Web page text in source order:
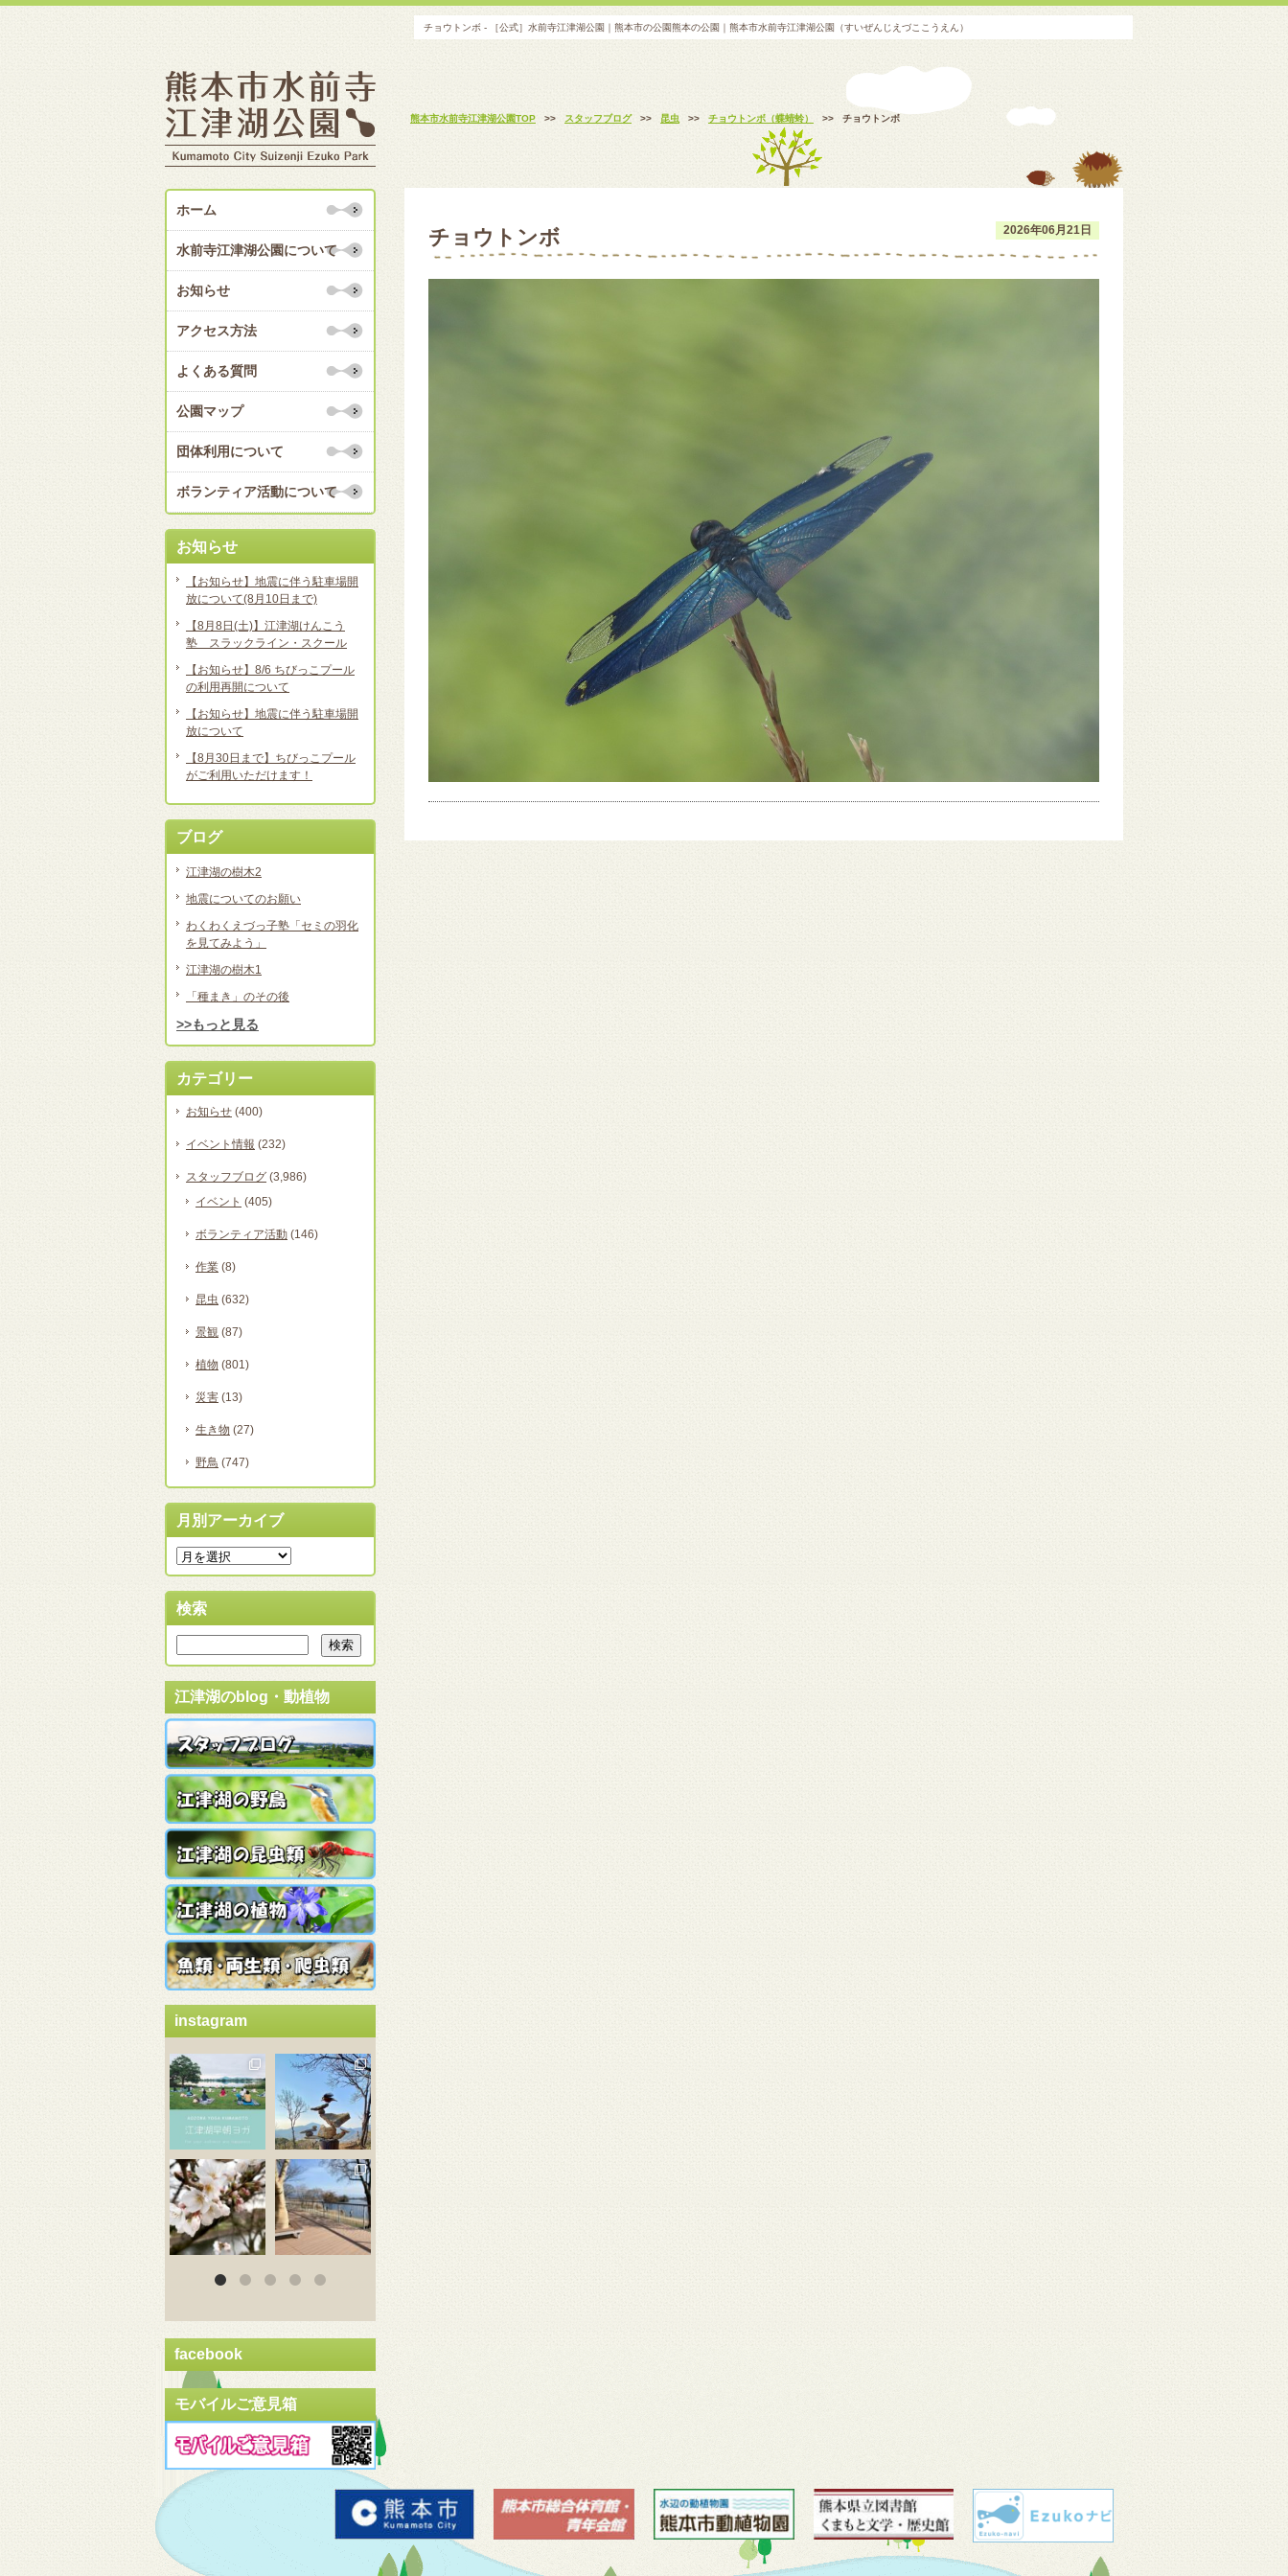
チョウトンボ - ［公式］水前寺江津湖公園｜熊本市の公園熊本の公園｜熊本市水前寺江津湖公園（すいぜんじえづここうえん）
熊本市水前寺江津湖公園TOP >> スタッフブログ >> 昆虫 >> チョウトンボ（蝶蜻蛉） >> チョウトンボ
2026年06月21日
チョウトンボ
ホーム
水前寺江津湖公園について
お知らせ
アクセス方法
よくある質問
公園マップ
団体利用について
ボランティア活動について
お知らせ
【お知らせ】地震に伴う駐車場開
放について(8月10日まで)
【8月8日(土)】江津湖けんこう
塾 スラックライン・スクール
【お知らせ】8/6 ちびっこプール
の利用再開について
【お知らせ】地震に伴う駐車場開
放について
【8月30日まで】ちびっこプール
がご利用いただけます！
ブログ
江津湖の樹木2
地震についてのお願い
わくわくえづっ子塾「セミの羽化
を見てみよう」
江津湖の樹木1
「種まき」のその後
>>もっと見る
カテゴリー
お知らせ (400)
イベント情報 (232)
スタッフブログ (3,986)
イベント (405)
ボランティア活動 (146)
作業 (8)
昆虫 (632)
景観 (87)
植物 (801)
災害 (13)
生き物 (27)
野鳥 (747)
月別アーカイブ
検索
江津湖のblog・動植物
instagram
3月 20
3月 18
3月 18
facebook
モバイルご意見箱